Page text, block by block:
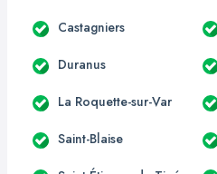
Castagniers
Duranus
La Roquette-sur-Var
Saint-Blaise